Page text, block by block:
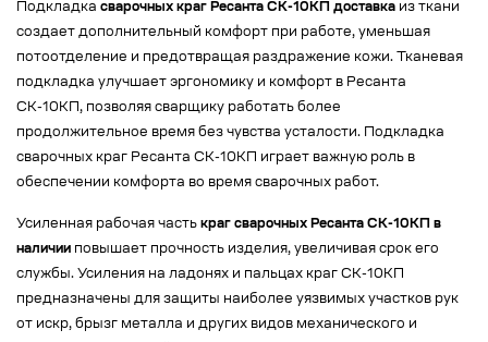
Подкладка сварочных краг Ресанта СК-10КП доставка из ткани
создает дополнительный комфорт при работе, уменьшая
потоотделение и предотвращая раздражение кожи. Тканевая
подкладка улучшает эргономику и комфорт в Ресанта
СК-10КП, позволяя сварщику работать более
продолжительное время без чувства усталости. Подкладка
сварочных краг Ресанта СК-10КП играет важную роль в
обеспечении комфорта во время сварочных работ.
Усиленная рабочая часть краг сварочных Ресанта СК-10КП в
наличии повышает прочность изделия, увеличивая срок его
службы. Усиления на ладонях и пальцах краг СК-10КП
предназначены для защиты наиболее уязвимых участков рук
от искр, брызг металла и других видов механического и